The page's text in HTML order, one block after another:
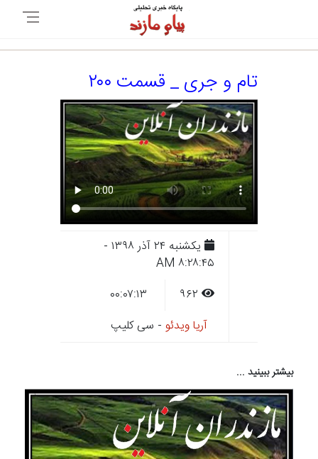
تام و جری _ قسمت ۲۰۰
يکشنبه ۲۴ آذر ۱۳۹۸ -
۸:۲۸:۴۵ AM
آریا ویدئو - سی کلیپ
بیشتر ببینید ...